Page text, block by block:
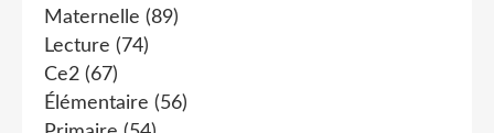
Maternelle (89)
Lecture (74)
Ce2 (67)
Élémentaire (56)